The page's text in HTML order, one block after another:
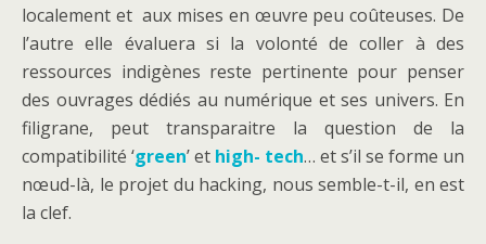
localement et aux mises en œuvre peu coûteuses. De
l’autre elle évaluera si la volonté de coller à des
ressources indigènes reste pertinente pour penser
des ouvrages dédiés au numérique et ses univers. En
filigrane, peut transparaitre la question de la
compatibilité ‘green’ et high- tech… et s’il se forme un
nœud-là, le projet du hacking, nous semble-t-il, en est
la clef.